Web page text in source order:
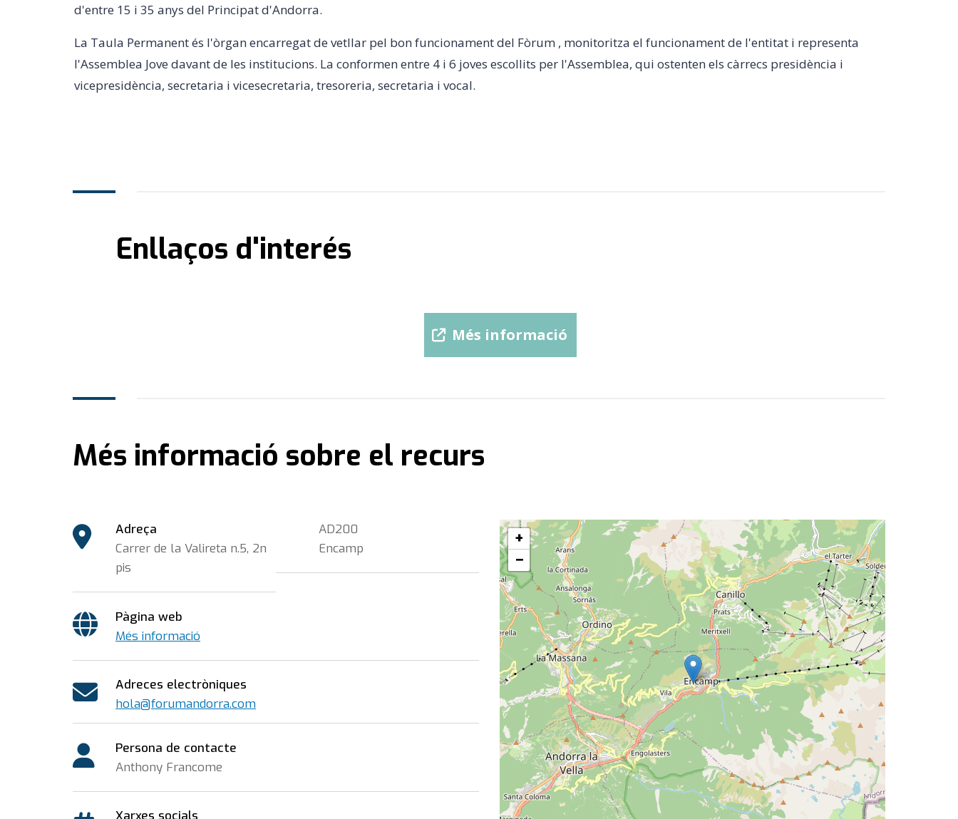
d'entre 15 i 35 anys del Principat d'Andorra.
La Taula Permanent és l'òrgan encarregat de vetllar pel bon funcionament del Fòrum , monitoritza el funcionament de l'entitat i representa
l'Assemblea Jove davant de les institucions. La conformen entre 4 i 6 joves escollits per l'Assemblea, qui ostenten els càrrecs presidència i
vicepresidència, secretaria i vicesecretaria, tresoreria, secretaria i vocal.
Enllaços d'interés
Més informació
Més informació sobre el recurs
Adreça
Carrer de la Valireta n.5, 2n
pis
AD200
Encamp
Pàgina web
Més informació
Adreces electròniques
hola@forumandorra.com
Persona de contacte
Anthony Francome
+
−